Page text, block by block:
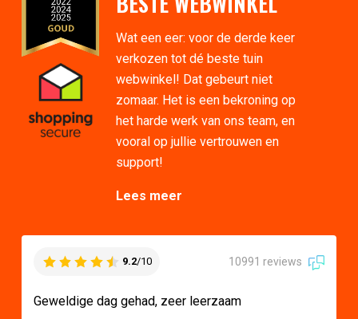
Wat een eer: voor de derde keer
verkozen tot dé beste tuin
webwinkel! Dat gebeurt niet
zomaar. Het is een bekroning op
het harde werk van ons team, en
vooral op jullie vertrouwen en
support!
Lees meer
9.2/10 10991 reviews
Geweldige dag gehad, zeer leerzaam